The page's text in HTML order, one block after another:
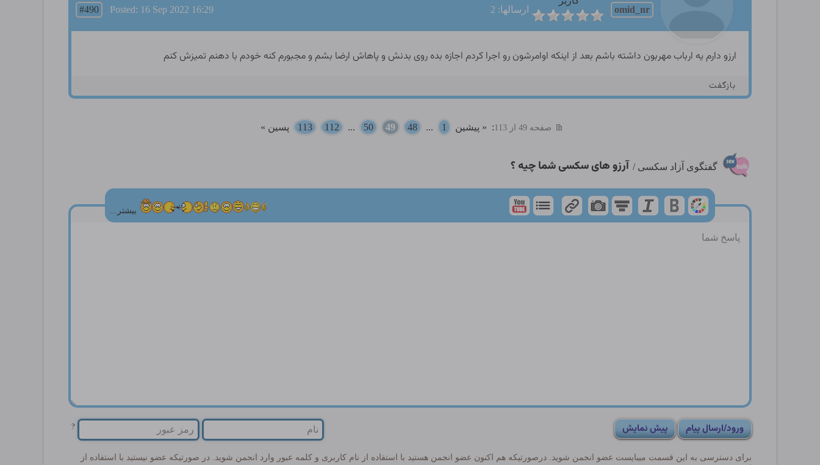
omid_nr
ارسالها: 2
#490 Posted: 16 Sep 2022 16:29
ارزو دارم یه ارباب مهربون داشته باشم بعد از اینکه اوامرشون رو اجرا کردم اجازه بده روی بدنش و پاهاش ارضا بشم و مجبورم کنه خودم با دهنم تمیزش کنم
بازگفت
صفحه 49 از 113 : « پیشین 1
...
48
49
50
...
112
113 پسین »
گفتگوی آزاد سکسی / آرزو های سکسی شما چیه ؟
بیشتر...
?
برای دسترسی به این قسمت میبایست عضو انجمن شوید. درصورتیکه هم اکنون عضو انجمن هستید با استفاده از نام کاربری و کلمه عبور وارد انجمن شوید. در صورتیکه عضو نیستید با استفاده از